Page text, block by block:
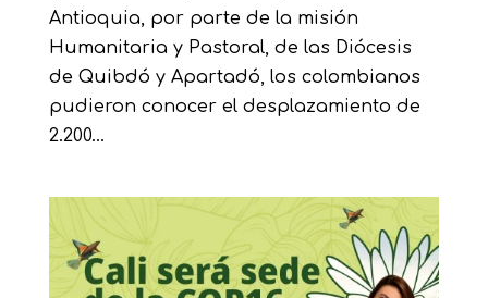
Antioquia, por parte de la misión
Humanitaria y Pastoral, de las Diócesis
de Quibdó y Apartadó, los colombianos
pudieron conocer el desplazamiento de
2.200...